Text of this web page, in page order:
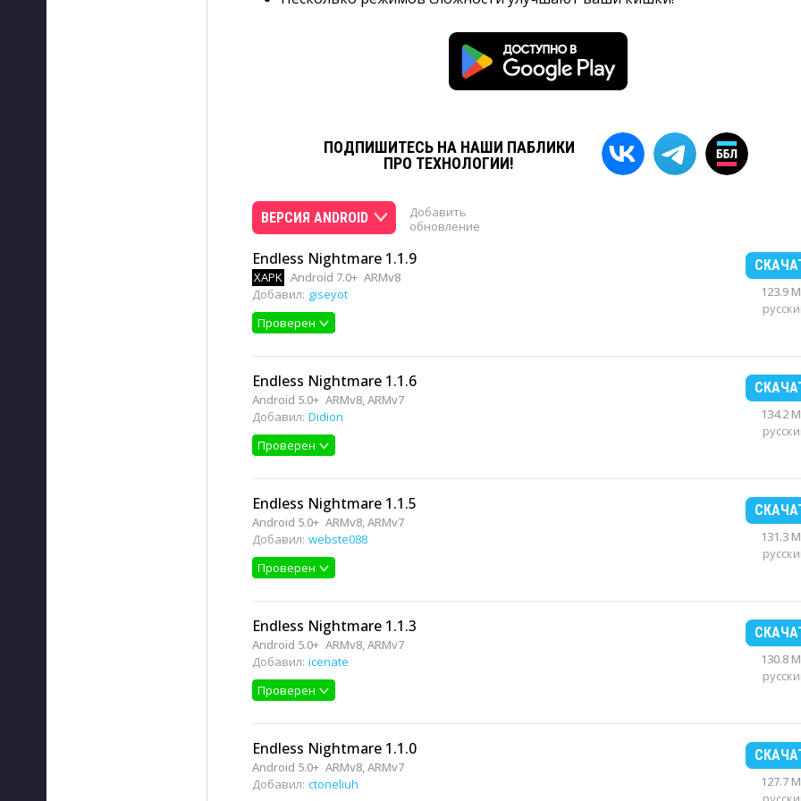
ПОДПИШИТЕСЬ НА НАШИ ПАБЛИКИ
ПРО ТЕХНОЛОГИИ!
ВЕРСИЯ ANDROID
Добавить
обновление
Endless Nightmare 1.1.9
XAPK Android 7.0+ ARMv8
Добавил: giseyot
Проверен
123.9
Endless Nightmare 1.1.6
Android 5.0+ ARMv8, ARMv7
Добавил: Didion
Проверен
134.2
Endless Nightmare 1.1.5
Android 5.0+ ARMv8, ARMv7
Добавил: webste088
Проверен
131.3
Endless Nightmare 1.1.3
Android 5.0+ ARMv8, ARMv7
Добавил: icenate
Проверен
130.8
Endless Nightmare 1.1.0
Android 5.0+ ARMv8, ARMv7
Добавил: ctoneliuh
127.7